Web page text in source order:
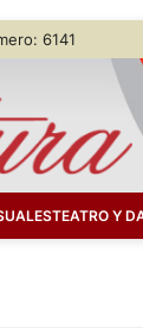
6141
TEATRO Y